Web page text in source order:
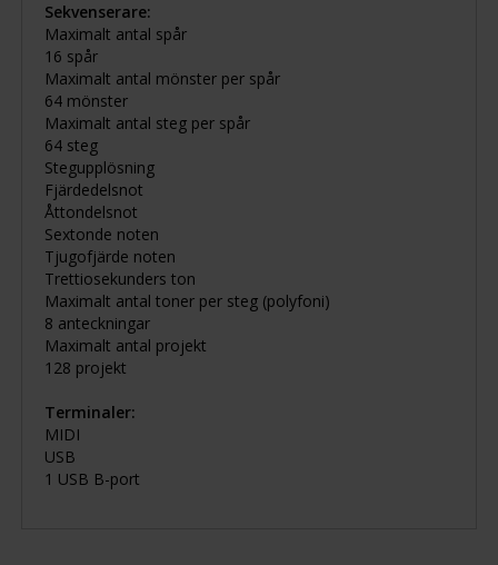
Sekvenserare:
Maximalt antal spår
16 spår
Maximalt antal mönster per spår
64 mönster
Maximalt antal steg per spår
64 steg
Stegupplösning
Fjärdedelsnot
Åttondelsnot
Sextonde noten
Tjugofjärde noten
Trettiosekunders ton
Maximalt antal toner per steg (polyfoni)
8 anteckningar
Maximalt antal projekt
128 projekt
Terminaler:
MIDI
USB
1 USB B-port